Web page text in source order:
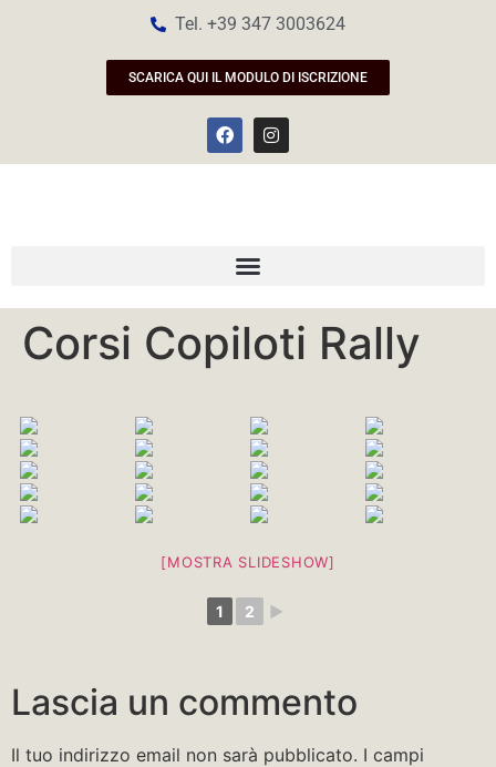
Tel. +39 347 3003624
SCARICA QUI IL MODULO DI ISCRIZIONE
Corsi Copiloti Rally
[MOSTRA SLIDESHOW]
1 2 ►
Lascia un commento
Il tuo indirizzo email non sarà pubblicato. I campi